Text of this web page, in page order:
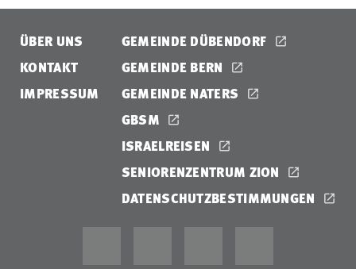
ÜBER UNS
KONTAKT
IMPRESSUM
GEMEINDE DÜBENDORF
GEMEINDE BERN
GEMEINDE NATERS
GBSM
ISRAELREISEN
SENIORENZENTRUM ZION
DATENSCHUTZBESTIMMUNGEN